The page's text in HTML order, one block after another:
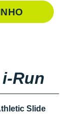
Run
Slide